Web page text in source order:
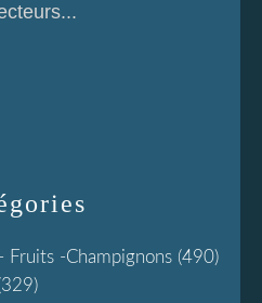
Fruits -champignons (490)